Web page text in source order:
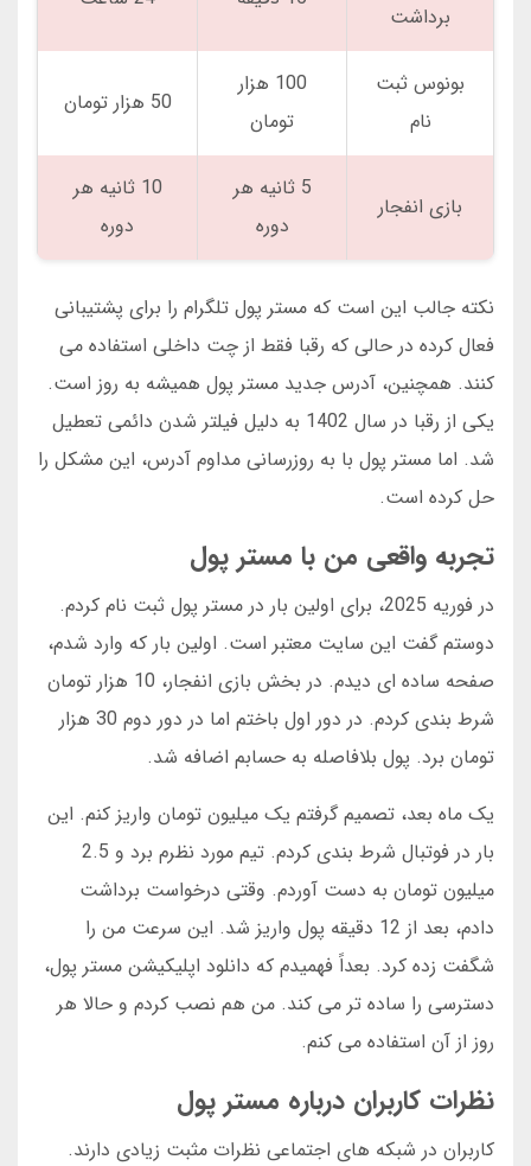
برداشت
بونوس ثبت
نام
100 هزار
تومان
50 هزار تومان
بازی انفجار
5 ثانیه هر
دوره
10 ثانیه هر
دوره
نکته جالب این است که مستر پول تلگرام را برای پشتیبانی
فعال کرده در حالی که رقبا فقط از چت داخلی استفاده می
کنند. همچنین، آدرس جدید مستر پول همیشه به روز است.
یکی از رقبا در سال 1402 به دلیل فیلتر شدن دائمی تعطیل
شد. اما مستر پول با به روزرسانی مداوم آدرس، این مشکل را
حل کرده است.
تجربه واقعی من با مستر پول
در فوریه 2025، برای اولین بار در مستر پول ثبت نام کردم.
دوستم گفت این سایت معتبر است. اولین بار که وارد شدم،
صفحه ساده ای دیدم. در بخش بازی انفجار، 10 هزار تومان
شرط بندی کردم. در دور اول باختم اما در دور دوم 30 هزار
تومان برد. پول بلافاصله به حسابم اضافه شد.
یک ماه بعد، تصمیم گرفتم یک میلیون تومان واریز کنم. این
بار در فوتبال شرط بندی کردم. تیم مورد نظرم برد و 2.5
میلیون تومان به دست آوردم. وقتی درخواست برداشت
دادم، بعد از 12 دقیقه پول واریز شد. این سرعت من را
شگفت زده کرد. بعداً فهمیدم که دانلود اپلیکیشن مستر پول،
دسترسی را ساده تر می کند. من هم نصب کردم و حالا هر
روز از آن استفاده می کنم.
نظرات کاربران درباره مستر پول
کاربران در شبکه های اجتماعی نظرات مثبت زیادی دارند.